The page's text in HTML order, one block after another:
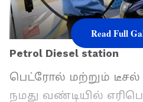
Petrol Diesel station
பெட்ரோல் மற்றும்
நமது வண்டியில்
Read Full